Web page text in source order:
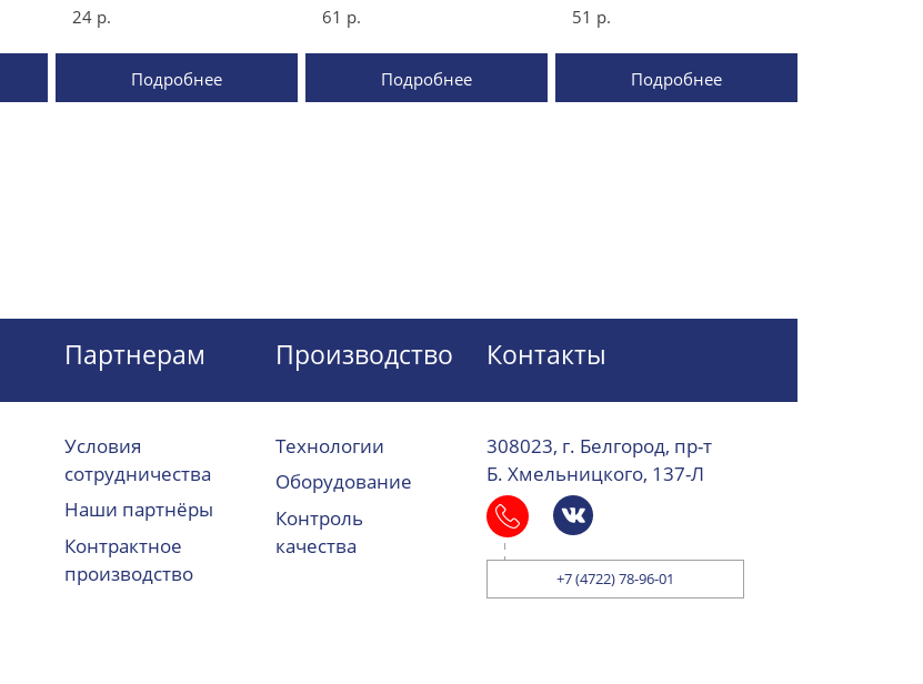
24 р.
Подробнее
61 р.
Подробнее
51 р.
Подробнее
Партнерам
Условия
сотрудничества
Наши партнёры
Контрактное
производство
Производство
Технологии
Оборудование
Контроль
качества
Контакты
308023, г. Белгород, пр-т
Б. Хмельницкого, 137-Л
+7 (4722) 78-96-01